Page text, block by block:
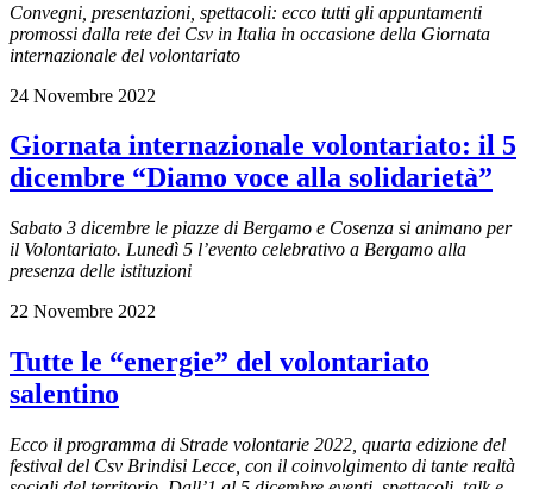
Convegni, presentazioni, spettacoli: ecco tutti gli appuntamenti
promossi dalla rete dei Csv in Italia in occasione della Giornata
internazionale del volontariato
24 Novembre 2022
Giornata internazionale volontariato: il 5
dicembre “Diamo voce alla solidarietà”
Sabato 3 dicembre le piazze di Bergamo e Cosenza si animano per
il Volontariato. Lunedì 5 l’evento celebrativo a Bergamo alla
presenza delle istituzioni
22 Novembre 2022
Tutte le “energie” del volontariato
salentino
Ecco il programma di Strade volontarie 2022, quarta edizione del
festival del Csv Brindisi Lecce, con il coinvolgimento di tante realtà